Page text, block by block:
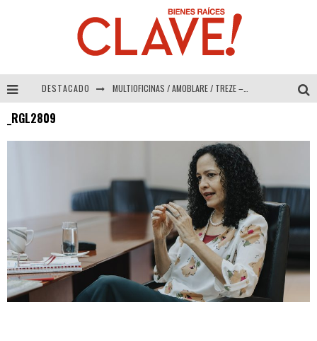
DESTACADO MULTIOFICINAS / AMOBLARE / TREZE – Especial Interiorismo & Decoración 2026
COLINEAL – Especial Interiorismo & Decoración 2026
ADRIANA HOYOS DESIGN STUDIO – Especial Interiorismo & Decoración 2026
_RGL2809